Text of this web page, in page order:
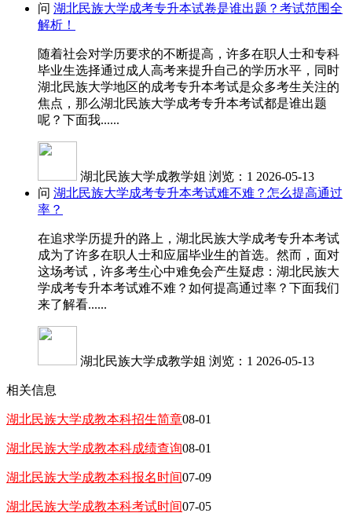
问 湖北民族大学成考专升本试卷是谁出题？考试范围全
解析！
随着社会对学历要求的不断提高，许多在职人士和专科
毕业生选择通过成人高考来提升自己的学历水平，同时
湖北民族大学地区的成考专升本考试是众多考生关注的
焦点，那么湖北民族大学成考专升本考试都是谁出题
呢？下面我......
湖北民族大学成教学姐 浏览：1 2026-05-13
问 湖北民族大学成考专升本考试难不难？怎么提高通过
率？
在追求学历提升的路上，湖北民族大学成考专升本考试
成为了许多在职人士和应届毕业生的首选。然而，面对
这场考试，许多考生心中难免会产生疑虑：湖北民族大
学成考专升本考试难不难？如何提高通过率？下面我们
来了解看......
湖北民族大学成教学姐 浏览：1 2026-05-13
相关信息
湖北民族大学成教本科招生简章08-01
湖北民族大学成教本科成绩查询08-01
湖北民族大学成教本科报名时间07-09
湖北民族大学成教本科考试时间07-05